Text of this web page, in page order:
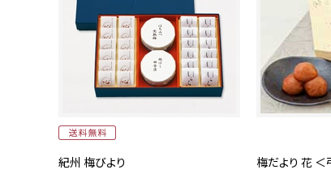
紀州 梅びより 梅だより 花 ＜